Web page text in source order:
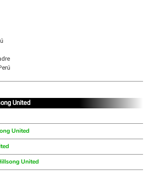
United
United
United